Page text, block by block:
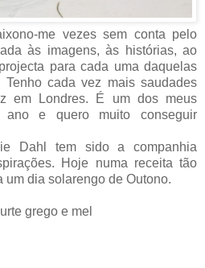
me vezes sem conta pelo
às imagens, às histórias, ao
para cada uma daquelas
Tenho cada vez mais saudades
em Londres. É um dos meus
e quero muito conseguir
Dahl tem sido a companhia
Hoje numa receita tão
um dia solarengo de Outono.
grego e mel